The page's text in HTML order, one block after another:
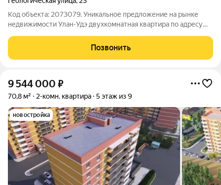
Код объекта: 2073079. Уникальное предложение на рынке
недвижимости Улан-Удэ двухкомнатная квартира по адресу
этаже десятиэтажного кирпично-монолитного дома,
построенного в 2010 году. В квартире
Позвонить
9 544 000 ₽
70,8 м² 2-комн. квартира 5 этаж из 9
новостройка